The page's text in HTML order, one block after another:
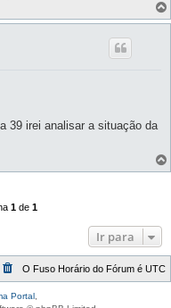
39 irei analisar a situação da
1 de 1
Ir para
O Fuso Horário do Fórum é UTC
Portal